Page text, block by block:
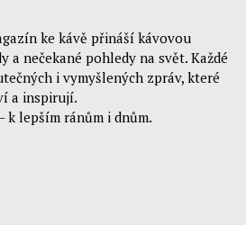
ke kávě přináší kávovou
a nečekané pohledy na svět. Každé
i vymyšlených zpráv, které
a inspirují.
k lepším ránům i dnům.